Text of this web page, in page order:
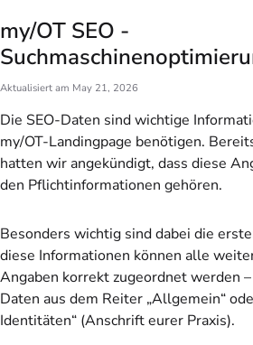
my/OT SEO -
Aktualisiert am May 21, 2026
Die SEO-Daten sind wichtige
my/OT-Landingpage benötigen.
hatten wir angekündigt, dass diese
den Pflichtinformationen gehören.
Besonders wichtig sind dabei die
diese Informationen können alle
Angaben korrekt zugeordnet werden
Daten aus dem Reiter „Allgemein“
Identitäten“ (Anschrift eurer Praxis).